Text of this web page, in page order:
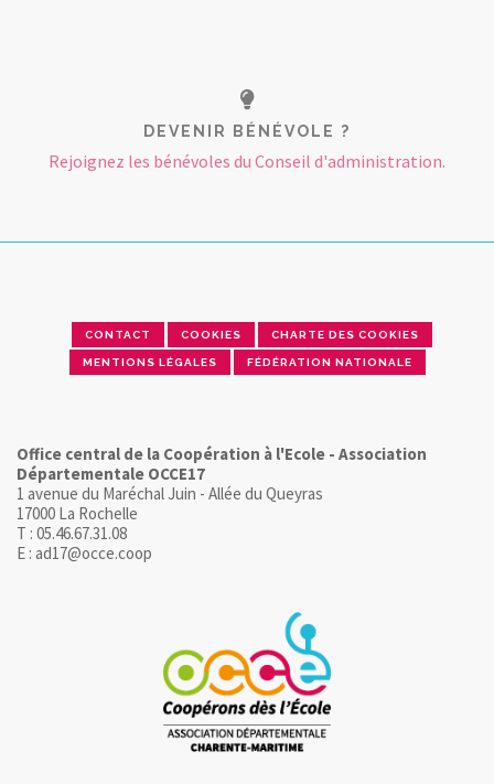
DEVENIR BÉNÉVOLE ?
Rejoignez les bénévoles du Conseil d'administration.
CONTACT COOKIES CHARTE DES COOKIES
MENTIONS LÉGALES FÉDÉRATION NATIONALE
Office central de la Coopération à l'Ecole - Association
Départementale OCCE17
1 avenue du Maréchal Juin - Allée du Queyras
17000 La Rochelle
T : 05.46.67.31.08
E : ad17@occe.coop